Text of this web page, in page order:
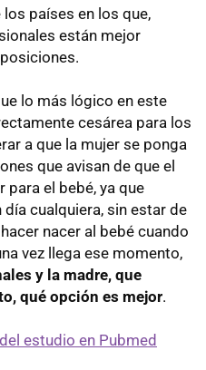
países en los que,
están mejor
lo más lógico en este
cesárea para los
a que la mujer se ponga
que avisan de que el
para el bebé, ya que
cualquiera, sin estar de
nacer al bebé cuando
vez llega ese momento,
y la madre, que
qué opción es mejor.
estudio en Pubmed